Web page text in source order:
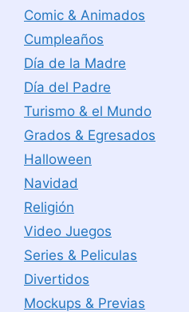
Comic & Animados
Cumpleaños
Día de la Madre
Día del Padre
Turismo & el Mundo
Grados & Egresados
Halloween
Navidad
Religión
Video Juegos
Series & Peliculas
Divertidos
Mockups & Previas